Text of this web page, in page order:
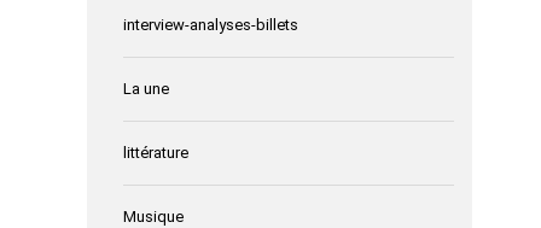
interview-analyses-billets
La une
littérature
Musique